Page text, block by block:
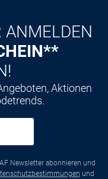
ANMELDEN
Aktionen
Newsletter abonnieren und
und